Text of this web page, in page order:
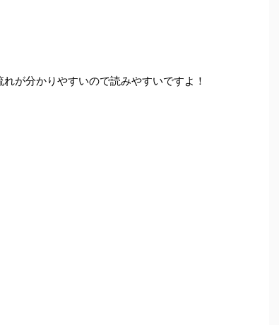
が分かりやすいので読みやすいですよ！